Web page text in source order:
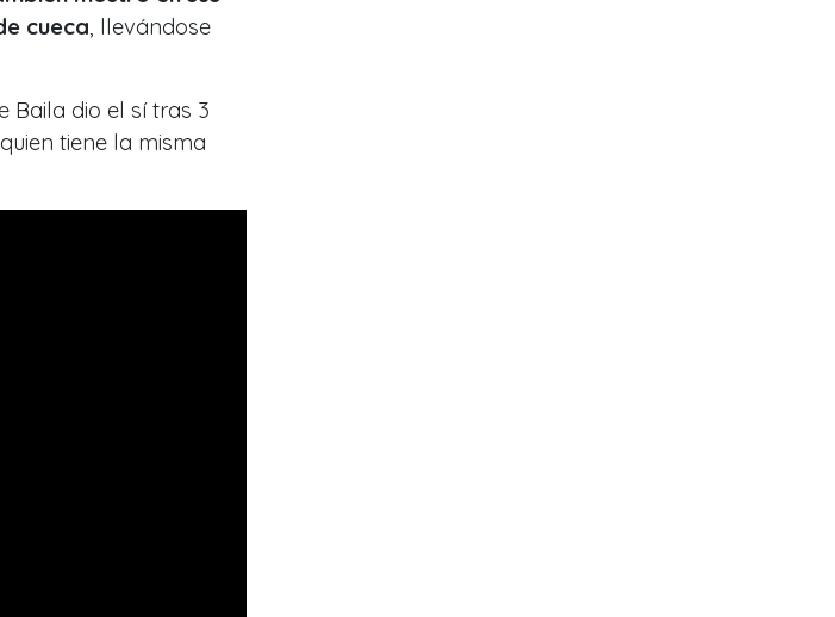
cueca, llevándose
Baila dio el sí tras 3
tiene la misma